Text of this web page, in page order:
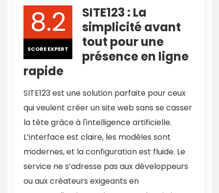
8.2
SCORE EXPERT
SITE123 : La
simplicité avant
tout pour une
présence en ligne
rapide
SITE123 est une solution parfaite pour ceux
qui veulent créer un site web sans se casser
la tête grâce à l'intelligence artificielle.
L’interface est claire, les modèles sont
modernes, et la configuration est fluide. Le
service ne s’adresse pas aux développeurs
ou aux créateurs exigeants en